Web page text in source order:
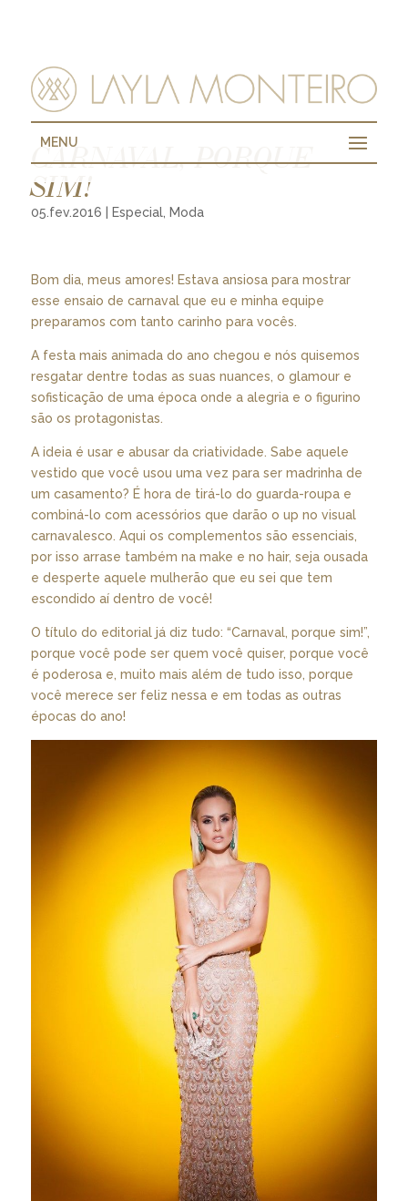
MENU
CARNAVAL, PORQUE
SIM!
05.fev.2016 Especial, Moda
Bom dia, meus amores! Estava ansiosa para mostrar
esse ensaio de carnaval que eu e minha equipe
preparamos com tanto carinho para vocês.
A festa mais animada do ano chegou e nós quisemos
resgatar dentre todas as suas nuances, o glamour e
sofisticação de uma época onde a alegria e o figurino
são os protagonistas.
A ideia é usar e abusar da criatividade. Sabe aquele
vestido que você usou uma vez para ser madrinha de
um casamento? É hora de tirá-lo do guarda-roupa e
combiná-lo com acessórios que darão o up no visual
carnavalesco. Aqui os complementos são essenciais,
por isso arrase também na make e no hair, seja ousada
e desperte aquele mulherão que eu sei que tem
escondido aí dentro de você!
O título do editorial já diz tudo: “Carnaval, porque sim!”,
porque você pode ser quem você quiser, porque você
é poderosa e, muito mais além de tudo isso, porque
você merece ser feliz nessa e em todas as outras
épocas do ano!